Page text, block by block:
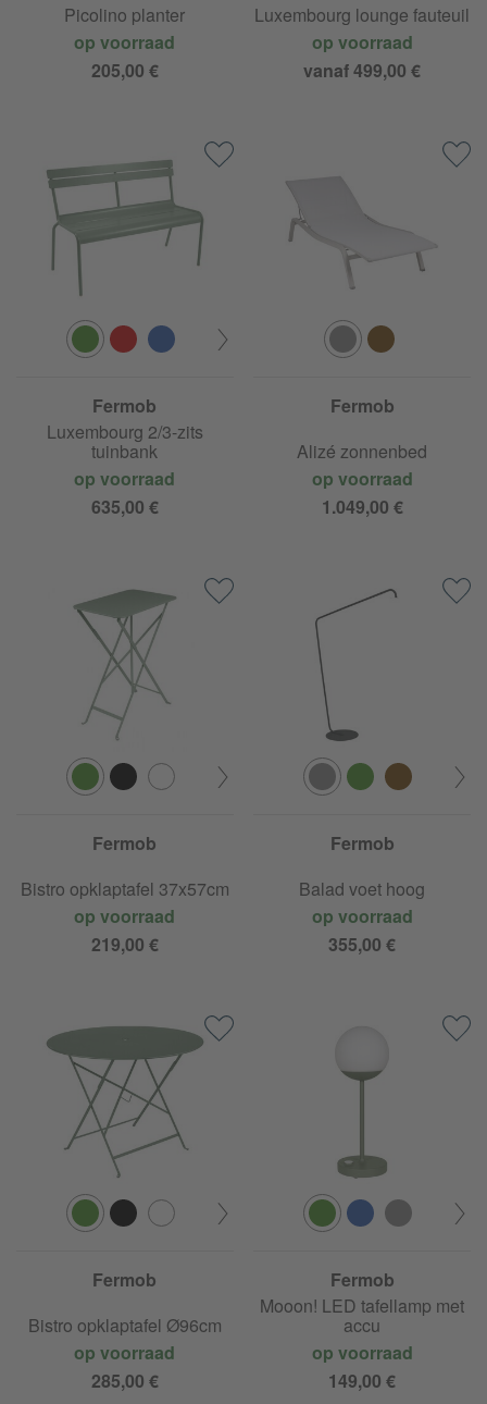
Picolino planter
op voorraad
205,00 €
Luxembourg lounge fauteuil
op voorraad
vanaf 499,00 €
Fermob
Luxembourg 2/3-zits
tuinbank
op voorraad
635,00 €
Fermob
Alizé zonnenbed
op voorraad
1.049,00 €
Fermob
Bistro opklaptafel 37x57cm
op voorraad
219,00 €
Fermob
Balad voet hoog
op voorraad
355,00 €
Fermob
Bistro opklaptafel Ø96cm
op voorraad
285,00 €
Fermob
Mooon! LED tafellamp met
accu
op voorraad
149,00 €